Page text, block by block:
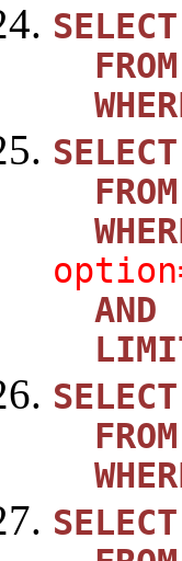
SELECT
FROM
SELECT
FROM
AND
SELECT
FROM
SELECT